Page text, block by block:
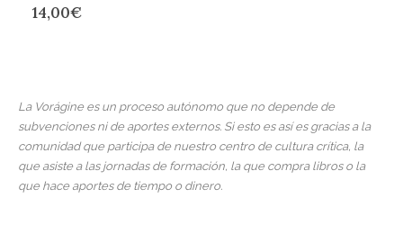
14,00€
La Vorágine es un proceso autónomo que no depende de
subvenciones ni de aportes externos. Si esto es así es gracias a la
comunidad que participa de nuestro centro de cultura crítica, la
que asiste a las jornadas de formación, la que compra libros o la
que hace aportes de tiempo o dinero.